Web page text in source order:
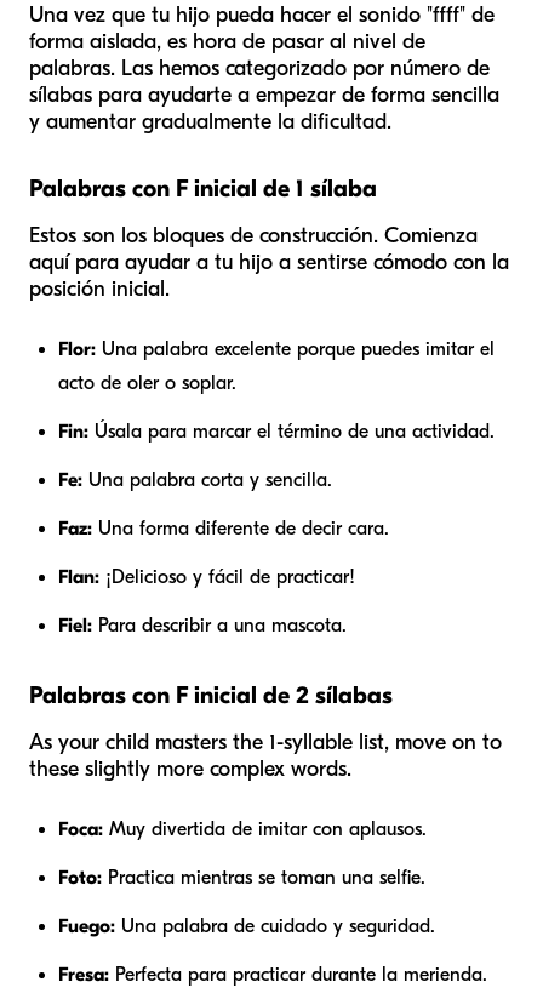
Una vez que tu hijo pueda hacer el sonido "ffff" de
forma aislada, es hora de pasar al nivel de
palabras. Las hemos categorizado por número de
sílabas para ayudarte a empezar de forma sencilla
y aumentar gradualmente la dificultad.
Palabras con F inicial de 1 sílaba
Estos son los bloques de construcción. Comienza
aquí para ayudar a tu hijo a sentirse cómodo con la
posición inicial.
Flor: Una palabra excelente porque puedes imitar el
acto de oler o soplar.
Fin: Úsala para marcar el término de una actividad.
Fe: Una palabra corta y sencilla.
Faz: Una forma diferente de decir cara.
Flan: ¡Delicioso y fácil de practicar!
Fiel: Para describir a una mascota.
Palabras con F inicial de 2 sílabas
As your child masters the 1-syllable list, move on to
these slightly more complex words.
Foca: Muy divertida de imitar con aplausos.
Foto: Practica mientras se toman una selfie.
Fuego: Una palabra de cuidado y seguridad.
Fresa: Perfecta para practicar durante la merienda.